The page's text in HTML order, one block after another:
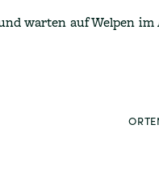
warten auf Welpen im